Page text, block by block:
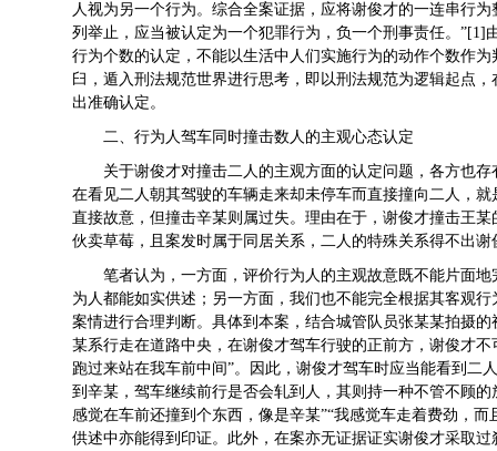
人视为另一个行为。综合全案证据，应将谢俊才的一连串行
列举止，应当被认定为一个犯罪行为，负一个刑事责任。
行为个数的认定，不能以生活中人们实施行为的动作个数作
臼，遁入刑法规范世界进行思考，即以刑法规范为逻辑起点
出准确认定。
二、行为人驾车同时撞击数人的主观心态认定
关于谢俊才对撞击二人的主观方面的认定问题，各方也
在看见二人朝其驾驶的车辆走来却未停车而直接撞向二人，
直接故意，但撞击辛某则属过失。理由在于，谢俊才撞击王
伙卖草莓，且案发时属于同居关系，二人的特殊关系得不出
笔者认为，一方面，评价行为人的主观故意既不能片面
为人都能如实供述；另一方面，我们也不能完全根据其客观
案情进行合理判断。具体到本案，结合城管队员张某某拍摄
某系行走在道路中央，在谢俊才驾车行驶的正前方，谢俊才
跑过来站在我车前中间”。因此，谢俊才驾车时应当能看到二
到辛某，驾车继续前行是否会轧到人，其则持一种不管不顾
感觉在车前还撞到个东西，像是辛某”“我感觉车走着费劲，
供述中亦能得到印证。此外，在案亦无证据证实谢俊才采取